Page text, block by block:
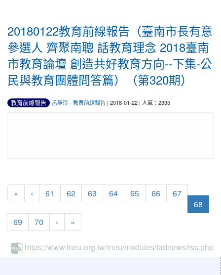
20180122教育前線報告（臺南市長有意
參選人 齊聚南聰 話教育理念 2018臺南
市教育論壇 創造共好教育方向--下集-公
民與教育團體問答篇）（第320期）
教育前線報告 呂靜玲- 教育前線報告 | 2018-01-22 | 人氣：2335
« ‹ 61 62 63 64 65 66
67
68
69
70 › »
https://www.tneu.org.tw/tneu/modules/tadnews/rss.php